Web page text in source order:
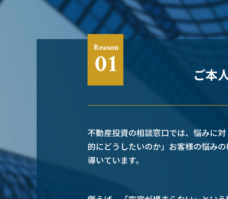
Reason
01 ご本
不動産投資の相談窓口では、悩みに
的にどうしたいのか」お客様の悩み
導いています。